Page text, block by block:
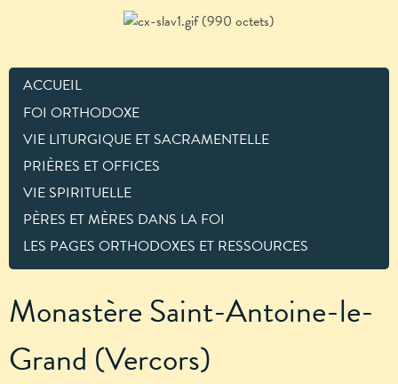
ACCUEIL
FOI ORTHODOXE
VIE LITURGIQUE ET SACRAMENTELLE
PRIÈRES ET OFFICES
VIE SPIRITUELLE
PÈRES ET MÈRES DANS LA FOI
LES PAGES ORTHODOXES ET RESSOURCES
Monastère Saint-Antoine-le-
Grand (Vercors)